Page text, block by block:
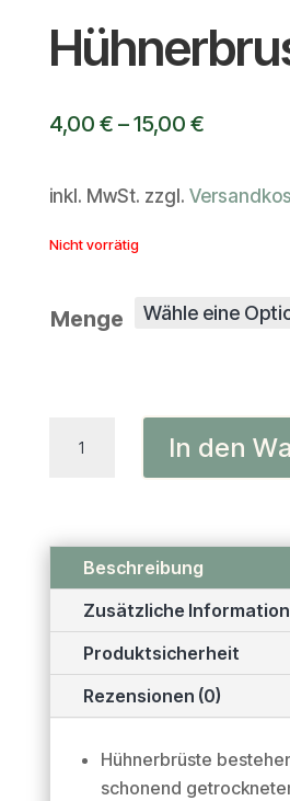
4,00 € –15,00 €
inkl. MwSt. zzgl.
Nicht vorrätig
Menge
HühnerbrustIn den
Beschreibung
Zusätzliche
Produktsicherheit
Rezensionen (0)
Hühnerbrüste
schonend